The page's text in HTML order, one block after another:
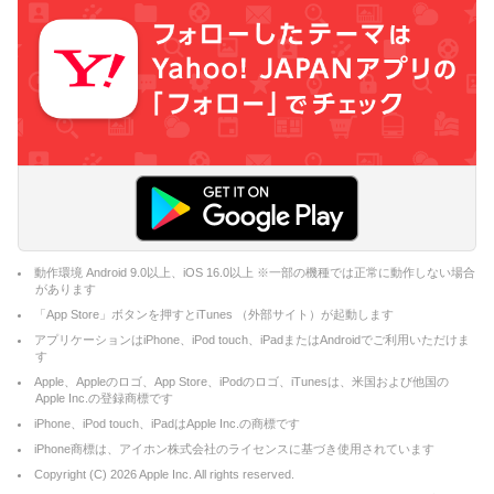
動作環境 Android 9.0以上、iOS 16.0以上 ※一部の機種では正常に動作しない場合
があります
「App Store」ボタンを押すとiTunes （外部サイト）が起動します
アプリケーションはiPhone、iPod touch、iPadまたはAndroidでご利用いただけま
す
Apple、Appleのロゴ、App Store、iPodのロゴ、iTunesは、米国および他国の
Apple Inc.の登録商標です
iPhone、iPod touch、iPadはApple Inc.の商標です
iPhone商標は、アイホン株式会社のライセンスに基づき使用されています
Copyright (C) 2026Apple Inc. All rights reserved.